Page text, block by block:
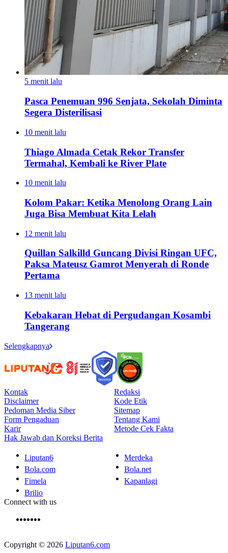
5 menit lalu
Pasca Penemuan 996 Senjata, Sekolah Diminta
Segera Disterilisasi
10 menit lalu
Thiago Almada Cetak Rekor Transfer
Termahal, Kembali ke River Plate
10 menit lalu
Kolom Pakar: Ketika Menolong Orang Lain
Juga Bisa Membuat Kita Lelah
12 menit lalu
Quillan Salkilld Guncang Divisi Ringan UFC,
Paksa Mateusz Gamrot Menyerah di Ronde
Pertama
13 menit lalu
Kebakaran Hebat di Pergudangan Kosambi
Tangerang
Selengkapnya
Kontak
Redaksi
Disclaimer
Kode Etik
Pedoman Media Siber
Sitemap
Form Pengaduan
Tentang Kami
Karir
Metode Cek Fakta
Hak Jawab dan Koreksi Berita
Liputan6
Merdeka
Bola.com
Bola.net
Fimela
Kapanlagi
Brilio
Connect with us
Copyright © 2026 Liputan6.com